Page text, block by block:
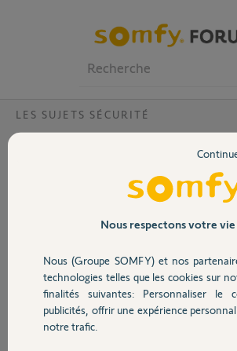
Volet
Sécurité
Domotique
LES SUJETS SÉCURITÉ
Problème avec détecteur de
J'ai acheté récemment une alarme Somfy
Je essayé de l'enregistrer à nouveau mais sans
n'étant plus détecté?
J'ai également acheté une pile neuve en
être la cause, mais ça n'a rien changé.
Nous respectons votre
Nous (Groupe SOMFY) et nos
technologies telles que les cookies sur
finalités suivantes: Personnaliser le
publicités, offrir une expérience
notre trafic.